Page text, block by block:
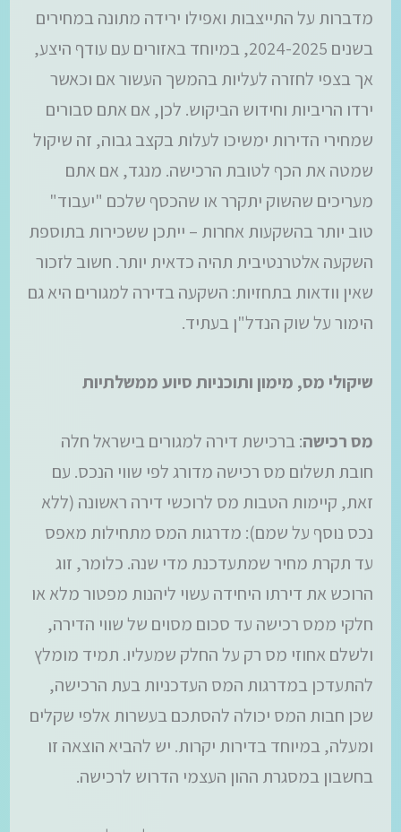
מדברות על התייצבות ואפילו ירידה מתונה במחירים
בשנים 2024-2025, במיוחד באזורים עם עודף היצע,
אך בצפי לחזרה לעליות בהמשך העשור אם וכאשר
ירדו הריביות וחידוש הביקוש. לכן, אם אתם סבורים
שמחירי הדירות ימשיכו לעלות בקצב גבוה, זה שיקול
שמטה את הכף לטובת הרכישה. מנגד, אם אתם
מעריכים שהשוק יתקרר או שהכסף שלכם "יעבוד"
טוב יותר בהשקעות אחרות – ייתכן ששכירות בתוספת
השקעה אלטרנטיבית תהיה כדאית יותר. חשוב לזכור
שאין וודאות בתחזיות: השקעה בדירה למגורים היא גם
הימור על שוק הנדל"ן בעתיד.
שיקולי מס, מימון ותוכניות סיוע ממשלתיות
מס רכישה: ברכישת דירה למגורים בישראל חלה
חובת תשלום מס רכישה מדורג לפי שווי הנכס. עם
זאת, קיימות הטבות מס לרוכשי דירה ראשונה (ללא
נכס נוסף על שמם): מדרגות המס מתחילות מאפס
עד תקרת מחיר שמתעדכנת מדי שנה. כלומר, זוג
הרוכש את דירתו היחידה עשוי ליהנות מפטור מלא או
חלקי ממס רכישה עד סכום מסוים של שווי הדירה,
ולשלם אחוזי מס רק על החלק שמעליו. תמיד מומלץ
להתעדכן במדרגות המס העדכניות בעת הרכישה,
שכן חבות המס יכולה להסתכם בעשרות אלפי שקלים
ומעלה, במיוחד בדירות יקרות. יש להביא הוצאה זו
בחשבון במסגרת ההון העצמי הדרוש לרכישה.